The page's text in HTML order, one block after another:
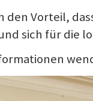
den Vorteil,
sich für die